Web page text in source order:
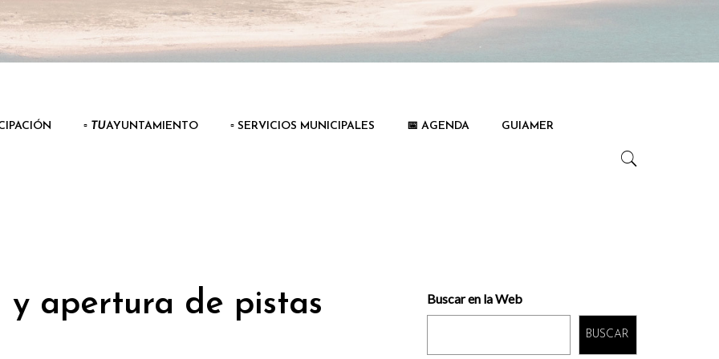
▫️ TUAYUNTAMIENTO ▫️ SERVICIOS MUNICIPALES 📅 AGENDA GUIAMER
apertura de pistas Buscar en la Web
BUSCAR